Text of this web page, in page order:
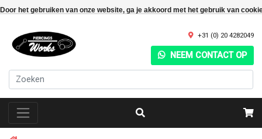
Door het gebruiken van onze website, ga je akkoord met het gebruik van
+31 (0) 20 4282049
NEEM CONTACT OP